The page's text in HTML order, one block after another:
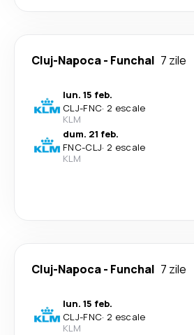
Cluj-Napoca- Funchal 7 zile
lun. 15 feb.
CLJ-FNC· 2 escale
KLM
dum. 21 feb.
FNC-CLJ· 2 escale
KLM
Cluj-Napoca- Funchal 7 zile
lun. 15 feb.
CLJ-FNC· 2 escale
KLM